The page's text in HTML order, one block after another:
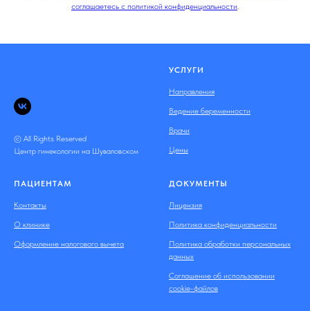
соглашаетесь c политикой конфиденциальности.
© All Rights Reserved
Центр гинекологии на Шуваловском
УСЛУГИ
Направления
Ведение беременности
Врачи
Цены
ПАЦИЕНТАМ
Контакты
О клинике
Оформление налогового вычета
ДОКУМЕНТЫ
Лицензия
Политика конфиденциальности
Политика обработки персональных
данных
Соглашение об использовании
cookie-файлов